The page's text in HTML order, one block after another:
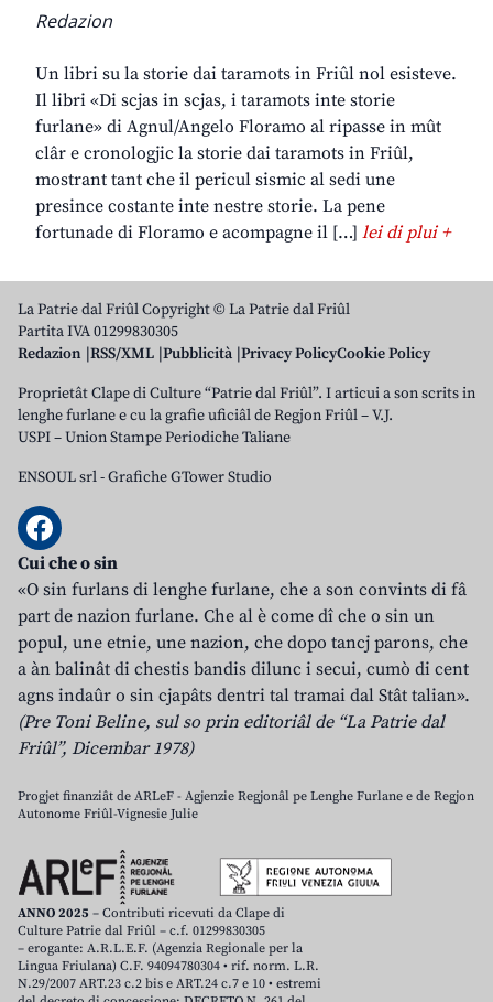
Redazion
Un libri su la storie dai taramots in Friûl nol esisteve.
Il libri «Di scjas in scjas, i taramots inte storie
furlane» di Agnul/Angelo Floramo al ripasse in mût
clâr e cronologjic la storie dai taramots in Friûl,
mostrant tant che il pericul sismic al sedi une
presince costante inte nestre storie. La pene
fortunade di Floramo e acompagne il […] lei di plui +
La Patrie dal Friûl Copyright © La Patrie dal Friûl
Partita IVA 01299830305
Redazion RSS/XML Pubblicità Privacy PolicyCookie Policy
Proprietât Clape di Culture “Patrie dal Friûl”. I articui a son scrits in
lenghe furlane e cu la grafie uficiâl de Regjon Friûl – V.J.
USPI – Union Stampe Periodiche Taliane
ENSOUL srl-Grafiche GTower Studio
Cui che o sin
«O sin furlans di lenghe furlane, che a son convints di fâ
part de nazion furlane. Che al è come dî che o sin un
popul, une etnie, une nazion, che dopo tancj parons, che
a àn balinât di chestis bandis dilunc i secui, cumò di cent
agns indaûr o sin cjapâts dentri tal tramai dal Stât talian».
(Pre Toni Beline, sul so prin editoriâl de “La Patrie dal
Friûl”, Dicembar 1978)
Progjet finanziât de ARLeF - Agjenzie Regjonâl pe Lenghe Furlane e de Regjon
Autonome Friûl-Vignesie Julie
ANNO 2025 – Contributi ricevuti da Clape di
Culture Patrie dal Friûl – c.f. 01299830305
– erogante: A.R.L.E.F. (Agenzia Regionale per la
Lingua Friulana) C.F. 94094780304 • rif. norm. L.R.
N.29/2007 ART.23 c.2 bis e ART.24 c.7 e 10 • estremi